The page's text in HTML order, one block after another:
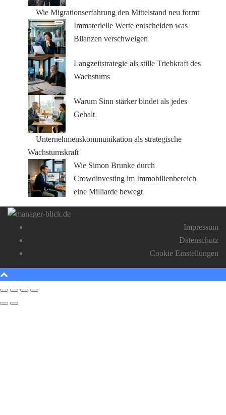
Wie Migrationserfahrung den Mittelstand neu formt
Immaterielle Werte entscheiden was
Bilanzen verschweigen
Langzeitstrategie als stille Triebkraft des
Wachstums
Warum Sinn stärker bindet als jedes
Gehalt
Unternehmenskommunikation als strategische
Wachstumskraft
Wie Simon Brunke durch
Crowdinvesting im Immobilienbereich
eine Milliarde bewegt
Impressum
Datenschutz
Cookie Einstellungen